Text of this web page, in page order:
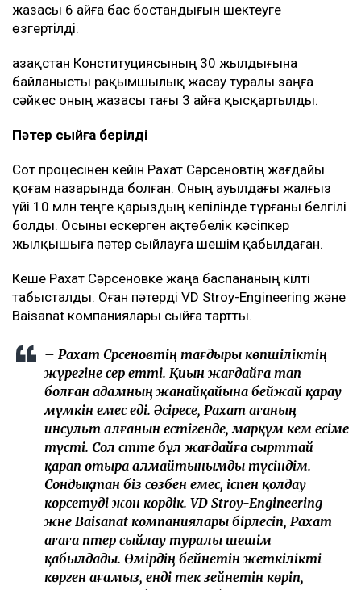
жазасы 6 айға бас бостандығын шектеуге
өзгертілді.
Қазақстан Конституциясының 30 жылдығына
байланысты рақымшылық жасау туралы заңға
сәйкес оның жазасы тағы 3 айға қысқартылды.
Пәтер сыйға берілді
Сот процесінен кейін Рахат Сәрсеновтің жағдайы
қоғам назарында болған. Оның ауылдағы жалғыз
үйі 10 млн теңге қарыздың кепілінде тұрғаны белгілі
болды. Осыны ескерген ақтөбелік кәсіпкер
жылқышыға пәтер сыйлауға шешім қабылдаған.
Кеше Рахат Сәрсеновке жаңа баспананың кілті
табысталды. Оған пәтерді VD Stroy-Engineering және
Baisanat компаниялары сыйға тартты.
– Рахат Сәрсеновтің тағдыры көпшіліктің
жүрегіне әсер етті. Қиын жағдайға тап
болған адамның жанайқайына бейжай қарау
мүмкін емес еді. Әсіресе, Рахат ағаның
инсульт алғанын естігенде, марқұм әкем есіме
түсті. Сол сәтте бұл жағдайға сырттай
қарап отыра алмайтынымды түсіндім.
Сондықтан біз сөзбен емес, іспен қолдау
көрсетуді жөн көрдік. VD Stroy-Engineering
және Baisanat компаниялары бірлесіп, Рахат
ағаға пәтер сыйлау туралы шешім
қабылдады. Өмірдің бейнетін жеткілікті
көрген ағамыз, енді тек зейнетін көріп,